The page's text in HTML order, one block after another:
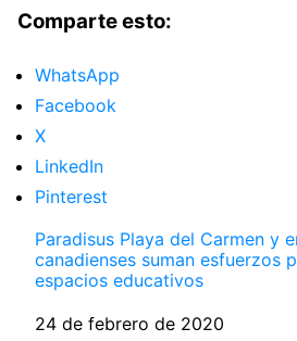
Comparte esto:
WhatsApp
Facebook
X
LinkedIn
Pinterest
Paradisus Playa del Carmen y
canadienses suman esfuerzos
espacios educativos
Fecha
24 de febrero de 2020